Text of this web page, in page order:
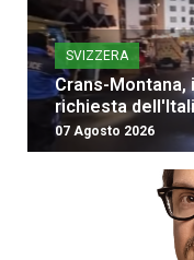
SVIZZERA
Crans-Montana,
richiesta
07 Agosto 2026